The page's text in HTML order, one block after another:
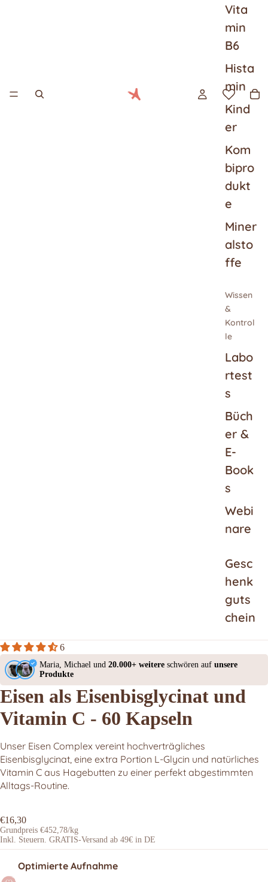
Vita
min
B6
Hista
min
Kind
er
Kom
bipro
dukt
e
Miner
alsto
ffe
Wissen
&
Kontrol
le
Labo
rtest
s
Büch
er &
E-
Book
s
Webi
nare
Gesc
henk
guts
chein
6
Maria, Michael und 20.000+ weitere schwören auf unsere
Produkte
Eisen als Eisenbisglycinat und
Vitamin C - 60 Kapseln
Unser Eisen Complex vereint hochverträgliches
Eisenbisglycinat, eine extra Portion L-Glycin und natürliches
Vitamin C aus Hagebutten zu einer perfekt abgestimmten
Alltags-Routine.
€16,30
Grundpreis €452,78/kg
Inkl. Steuern. GRATIS-Versand ab 49€ in DE
Optimierte Aufnahme